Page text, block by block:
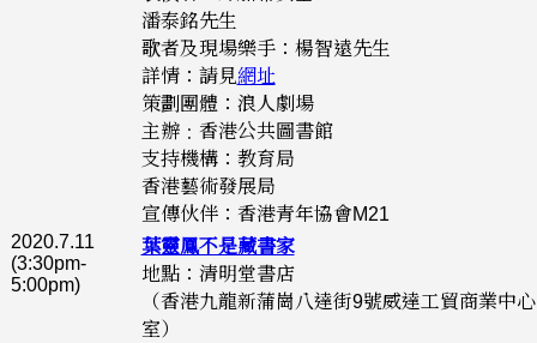
潘泰銘先生
歌者及現場樂手：楊智遠先生
詳情：請見網址
策劃團體：浪人劇場
主辦﹕香港公共圖書館
支持機構：教育局
香港藝術發展局
宣傳伙伴：香港青年協會M21
2020.7.11
(3:30pm-
5:00pm)
葉靈鳳不是藏書家
地點：清明堂書店
（香港九龍新蒲崗八達街9號威達工貿商業中
室）